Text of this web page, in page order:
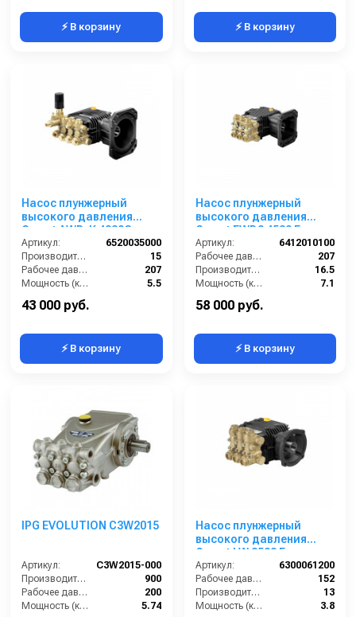
⚡ В корзину ⚡ В корзину
Насос плунжерный
высокого давления
Comet AWD-K 4030G
(15/207) 3400 об/мин.Ø
1”п.в.
Артикул:
6520035000
Производительность (л/мин):
15
Рабочее давление (бар):
207
Мощность (кВт):
5.5
Обороты двигателя (об/мин):
43 000 руб.
⚡ В корзину
Насос плунжерный
высокого давления
Comet FWD2 4530 E
(16,5/207) 3400 об/мин.1”
1/8 п.в.
Артикул:
6412010100
Рабочее давление (бар):
207
Производительность (л/мин):
16.5
Мощность (кВт):
7.1
Обороты двигателя (об/мин):
58 000 руб.
⚡ В корзину
IPG EVOLUTION С3W2015
Артикул:
C3W2015-000
Производительность (л/ч):
900
Рабочее давление (бар):
200
Мощность (кВт):
5.74
Насос плунжерный
высокого давления
Comet LW 3522 E
(13/152); 1450 об/мин.
вал ø 28 мм п.в.
Артикул:
6300061200
Рабочее давление (бар):
152
Производительность (л/мин):
13
Мощность (кВт):
3.8